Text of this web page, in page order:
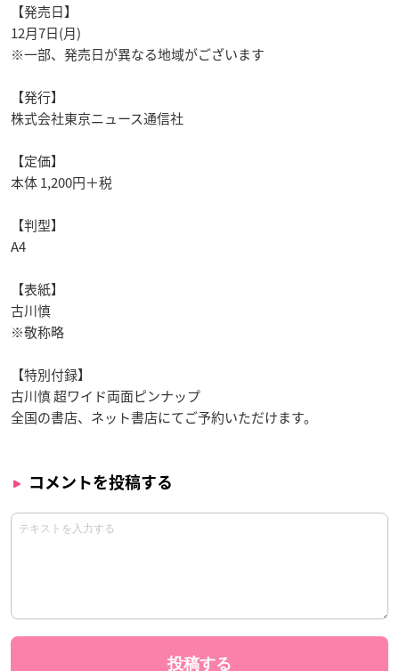
【発売日】
12月7日(月)
※一部、発売日が異なる地域がございます
【発行】
株式会社東京ニュース通信社
【定価】
本体 1,200円＋税
【判型】
A4
【表紙】
古川慎
※敬称略
【特別付録】
古川慎 超ワイド両面ピンナップ
全国の書店、ネット書店にてご予約いただけます。
コメントを投稿する